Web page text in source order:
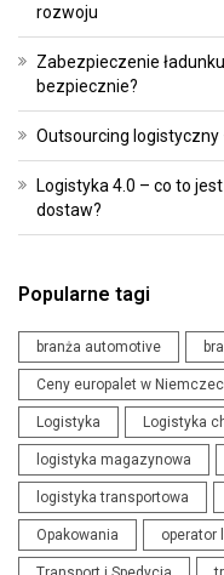
rozwoju
Zabezpieczenie
bezpiecznie?
Outsourcing
Logistyka 4.0 – co to
dostaw?
Popularne tagi
branża automotive
Ceny europalet w
Logistyka Logistyka
logistyka magazynowa
logistyka transportowa
Opakowania operator